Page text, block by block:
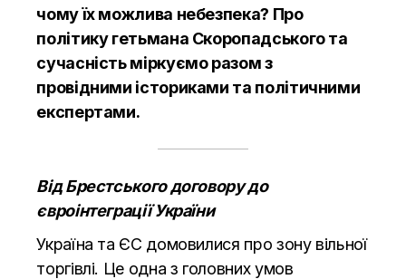
чому їх можлива небезпека? Про
політику гетьмана Скоропадського та
сучасність міркуємо разом з
провідними істориками та політичними
експертами.
Від Брестського договору до
євроінтеграції України
Україна та ЄС домовилися про зону вільної
торгівлі. Це одна з головних умов